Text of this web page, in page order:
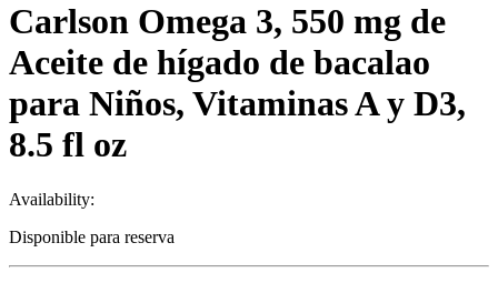
Carlson Omega 3, 550 mg de
Aceite de hígado de bacalao
para Niños, Vitaminas A y D3,
8.5 fl oz
Availability:
Disponible para reserva